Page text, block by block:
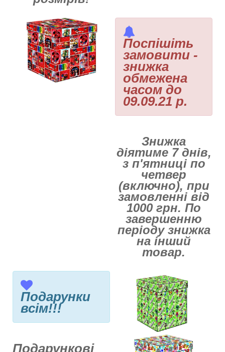
Поспішіть
замовити -
знижка
обмежена
часом до
09.09.21 р.
Знижка
діятиме 7 днів,
з п'ятниці по
четвер
(включно), при
замовленні від
1000 грн. По
завершенню
періоду знижка
на інший
товар.
Подарунки
всім!!!
Подарункові